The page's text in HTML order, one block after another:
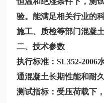
验。能满足相关行业的
施工、质检等部门混凝
二、技术参数
执行标准：SL352-2006
通混凝土长期性能和耐
测试指标：受压荷载下